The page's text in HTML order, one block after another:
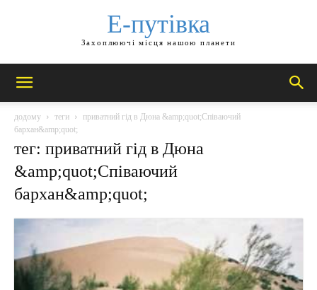
Е-путівка
Захоплюючі місця нашою планети
додому теги
приватний гід в Дюна &amp;quot;Співаючий
бархан&amp;quot;
тег: приватний гід в Дюна
&amp;quot;Співаючий
бархан&amp;quot;